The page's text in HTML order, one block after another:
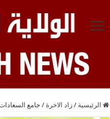
الرئيسية / زاد الاخرة / جامع